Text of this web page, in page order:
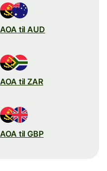
AOA til AUD
AOA til ZAR
AOA til GBP